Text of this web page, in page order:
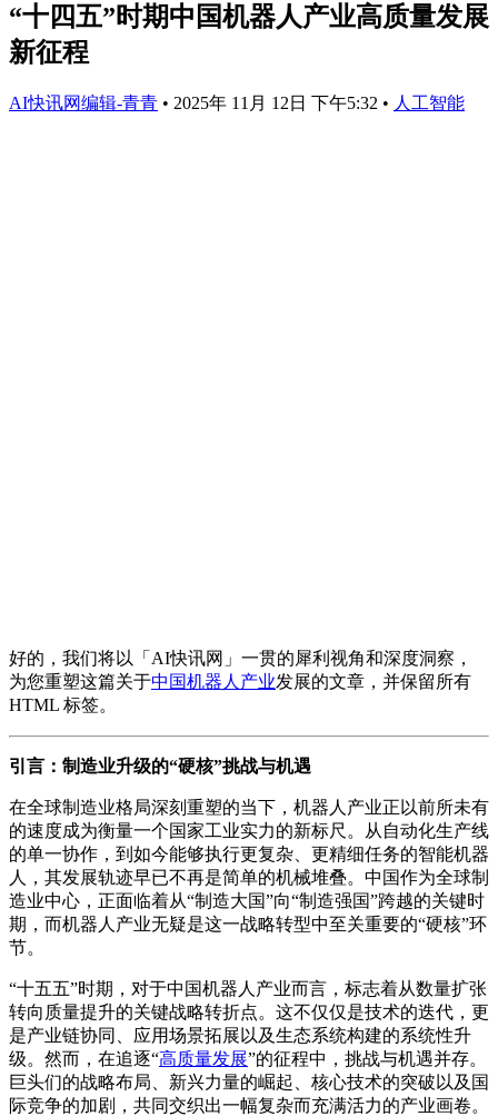
“十四五”时期中国机器人产业高质量发展
新征程
AI快讯网编辑-青青 • 2025年 11月 12日 下午5:32 • 人工智能
好的，我们将以「AI快讯网」一贯的犀利视角和深度洞察，
为您重塑这篇关于中国机器人产业发展的文章，并保留所有
HTML 标签。
引言：制造业升级的“硬核”挑战与机遇
在全球制造业格局深刻重塑的当下，机器人产业正以前所未有
的速度成为衡量一个国家工业实力的新标尺。从自动化生产线
的单一协作，到如今能够执行更复杂、更精细任务的智能机器
人，其发展轨迹早已不再是简单的机械堆叠。中国作为全球制
造业中心，正面临着从“制造大国”向“制造强国”跨越的关键时
期，而机器人产业无疑是这一战略转型中至关重要的“硬核”环
节。
“十五五”时期，对于中国机器人产业而言，标志着从数量扩张
转向质量提升的关键战略转折点。这不仅仅是技术的迭代，更
是产业链协同、应用场景拓展以及生态系统构建的系统性升
级。然而，在追逐“高质量发展”的征程中，挑战与机遇并存。
巨头们的战略布局、新兴力量的崛起、核心技术的突破以及国
际竞争的加剧，共同交织出一幅复杂而充满活力的产业画卷。